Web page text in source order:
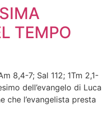
TEMPO
8,4-7; Sal 112; 1Tm 2,1-
dell’evangelo di Luca
che l’evangelista presta